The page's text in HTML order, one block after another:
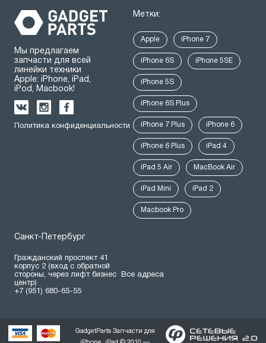
Мы предлагаем
запчасти для всей
линейки техники
Apple: iPhone, iPad,
iPod, Macbook!
Политика конфиденциальности
Метки:
Apple iPhone 7
iPhone 6S iPhone 5SE
iPhone 5S
iPhone 6S Plus
iPhone 7 Plus iPhone 6
iPhone 6 Plus iPad 4
iPad 5 Air MacBook Air
iPad Mini iPad 2
Macbook Pro
Санкт-Петербург
Гражданский проспект 41
корпус 2 (вход с обратной
стороны, через лифт бизнес
центр)
+7 (951) 680-65-55
Все адреса
GadgetParts Запчасти для